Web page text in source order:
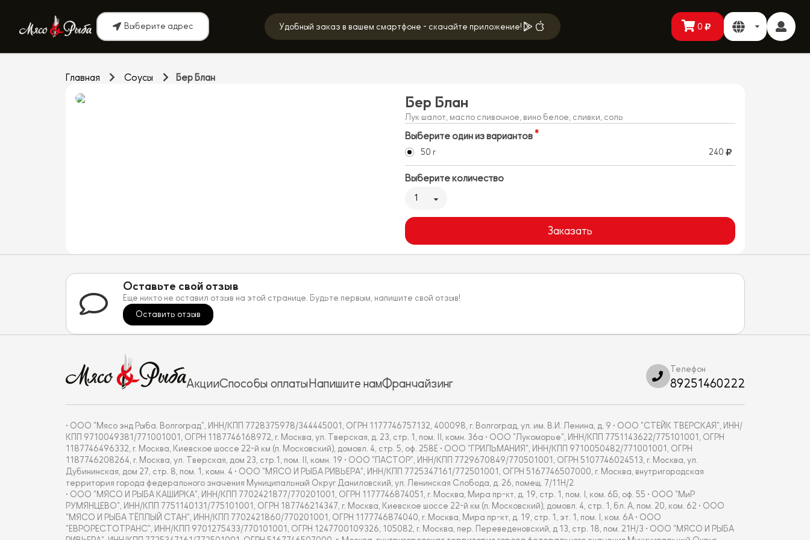
Выберите адрес Удобный заказ в вашем смартфоне - скачайте приложение! 0
Главная Соусы Бер Блан
Бер Блан
Лук шалот, масло сливочное, вино белое, сливки, соль
Выберите один из вариантов
50 г 240
Выберите количество
1
Заказать
Оставьте свой отзыв
Еще никто не оставил отзыв на этой странице. Будьте первым, напишите свой отзыв!
Оставить отзыв
АкцииСпособы оплатыНапишите намФранчайзинг
Телефон
89251460222
• ООО "Мясо энд Рыба. Волгоград", ИНН/КПП 7728375978/344445001, ОГРН 1177746757132, 400098, г. Волгоград, ул. им. В.И. Ленина, д. 9 • ООО "СТЕЙК ТВЕРСКАЯ", ИНН/
КПП 9710049381/771001001, ОГРН 1187746168972, г. Москва, ул. Тверская, д. 23, стр. 1, пом. II, комн. 36а • ООО "Лукоморье", ИНН/КПП 7751143622/775101001, ОГРН
1187746496332, г. Москва, Киевское шоссе 22-й км (п. Московский), домовл. 4, стр. 5, оф. 258Е • ООО "ГРИЛЬМАНИЯ", ИНН/КПП 9710050482/771001001, ОГРН
1187746208264, г. Москва, ул. Тверская, дом 23, стр.1, пом. II, комн. 19 • ООО "ПАСТОР", ИНН/КПП 7729670849/770501001, ОГРН 5107746024513, г. Москва, ул.
Дубининская, дом 27, стр. 8, пом. 1, комн. 4 • ООО "МЯСО И РЫБА РИВЬЕРА", ИНН/КПП 7725347161/772501001, ОГРН 5167746507000, г. Москва, внутригородская
территория города федерального значения Муниципальный Округ Даниловский, ул. Ленинская Слобода, д. 26, помещ. 7/11Н/2
• ООО "МЯСО И РЫБА КАШИРКА", ИНН/КПП 7702421877/770201001, ОГРН 1177746874051, г. Москва, Мира пр-кт, д. 19, стр. 1, пом. I, ком. 6Б, оф. 55 • ООО "МиР
РУМЯНЦЕВО", ИНН/КПП 7751140131/775101001, ОГРН 187746214347, г. Москва, Киевское шоссе 22-й км (п. Московский), домовл. 4, стр. 1, бл. А, пом. 20, ком. 62 • ООО
"МЯСО И РЫБА ТЁПЛЫЙ СТАН", ИНН/КПП 7702421860/770201001, ОГРН 1177746874040, г. Москва, Мира пр-кт, д. 19, стр. 1, эт. 1, пом. I, ком. 6А • ООО
"ЕВРОРЕСТОТРАНС", ИНН/КПП 9701275433/770101001, ОГРН 1247700109326, 105082, г. Москва, пер. Переведеновский, д 13, стр. 18, пом. 21Н/3 • ООО "МЯСО И РЫБА